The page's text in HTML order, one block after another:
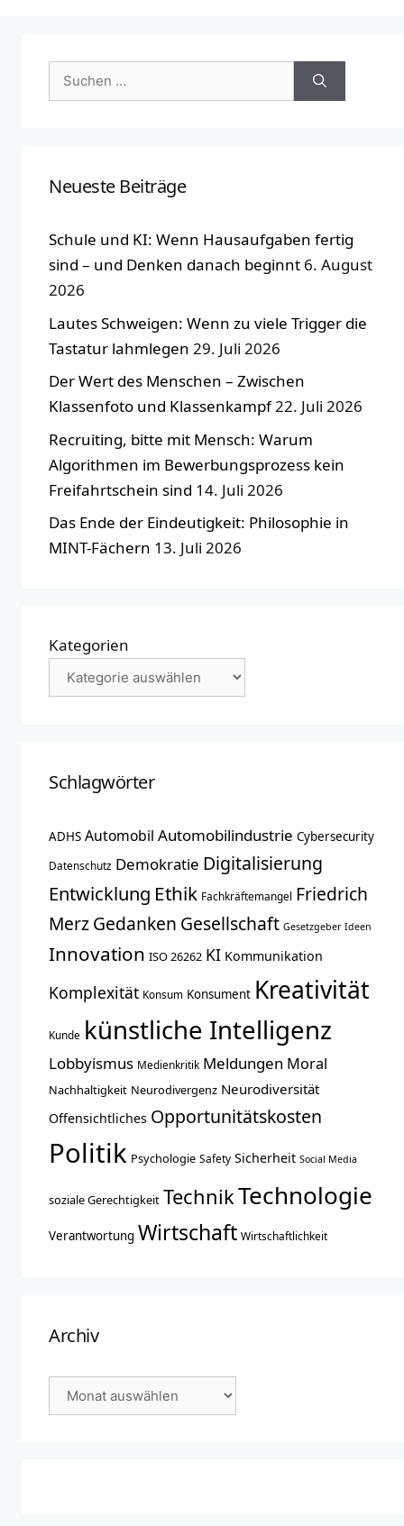
Suchen
nach:
Neueste Beiträge
Schule und KI: Wenn Hausaufgaben fertig
sind – und Denken danach beginnt 6. August
2026
Lautes Schweigen: Wenn zu viele Trigger die
Tastatur lahmlegen 29. Juli 2026
Der Wert des Menschen – Zwischen
Klassenfoto und Klassenkampf22. Juli 2026
Recruiting, bitte mit Mensch: Warum
Algorithmen im Bewerbungsprozess kein
Freifahrtschein sind 14. Juli 2026
Das Ende der Eindeutigkeit: Philosophie in
MINT-Fächern 13. Juli 2026
Kategorien
Schlagwörter
ADHS Automobil Automobilindustrie Cybersecurity
Datenschutz Demokratie Digitalisierung
Entwicklung Ethik Fachkräftemangel Friedrich
MerzGedanken Gesellschaft Gesetzgeber Ideen
Innovation ISO 26262 KI Kommunikation
Komplexität Konsum Konsument Kreativität
Kunde künstliche Intelligenz
Lobbyismus Medienkritik Meldungen Moral
Nachhaltigkeit Neurodivergenz Neurodiversität
Offensichtliches Opportunitätskosten
Politik Psychologie Safety Sicherheit Social Media
soziale Gerechtigkeit TechnikTechnologie
Verantwortung Wirtschaft Wirtschaftlichkeit
Archiv
Archiv